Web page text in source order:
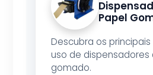
Papel
Descubra os
uso de dispensadores
gomado.